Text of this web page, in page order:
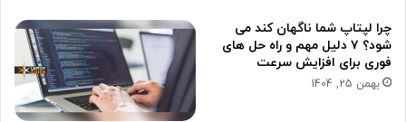
چرا لپتاپ شما ناگهان کند می
شود؟ ۷ دلیل مهم و راه حل های
فوری برای افزایش سرعت
بهمن 25, 1404